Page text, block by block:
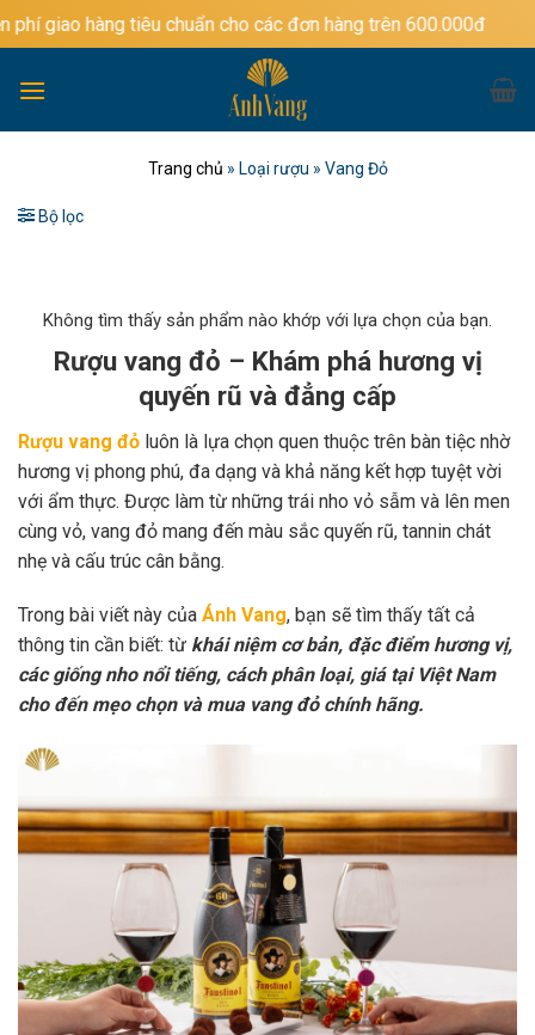
qua
dung
tiêu chuẩn cho các đơn hàng trên 600.000đ
Trang chủ » Loại rượu » Vang Đỏ
Bộ lọc
Không tìm thấy sản phẩm nào khớp với lựa chọn của bạn.
Rượu vang đỏ – Khám phá hương vị
quyến rũ và đẳng cấp
Rượu vang đỏ luôn là lựa chọn quen thuộc trên bàn tiệc nhờ
hương vị phong phú, đa dạng và khả năng kết hợp tuyệt vời
với ẩm thực. Được làm từ những trái nho vỏ sẫm và lên men
cùng vỏ, vang đỏ mang đến màu sắc quyến rũ, tannin chát
nhẹ và cấu trúc cân bằng.
Trong bài viết này của Ánh Vang, bạn sẽ tìm thấy tất cả
thông tin cần biết: từ khái niệm cơ bản, đặc điểm hương vị,
các giống nho nổi tiếng, cách phân loại, giá tại Việt Nam
cho đến mẹo chọn và mua vang đỏ chính hãng.